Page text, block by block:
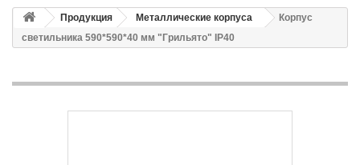
Продукция Металлические корпуса
Корпус
светильника 590*590*40 мм "Грильято" IP40